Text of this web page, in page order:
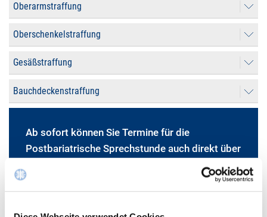
Oberarmstraffung
Oberschenkelstraffung
Gesäßstraffung
Bauchdeckenstraffung
Ab sofort können Sie Termine für die
Postbariatrische Sprechstunde auch direkt über
unser
PATIENTENPORTAL
buchen.